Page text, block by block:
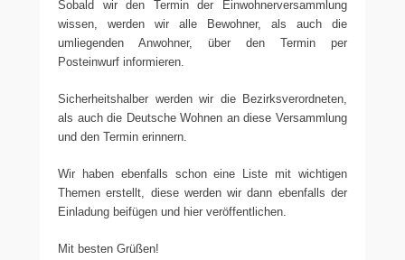
Sobald wir den Termin der Einwohnerversammlung
wissen, werden wir alle Bewohner, als auch die
umliegenden Anwohner, über den Termin per
Posteinwurf informieren.
Sicherheitshalber werden wir die Bezirksverordneten,
als auch die Deutsche Wohnen an diese Versammlung
und den Termin erinnern.
Wir haben ebenfalls schon eine Liste mit wichtigen
Themen erstellt, diese werden wir dann ebenfalls der
Einladung beifügen und hier veröffentlichen.
Mit besten Grüßen!